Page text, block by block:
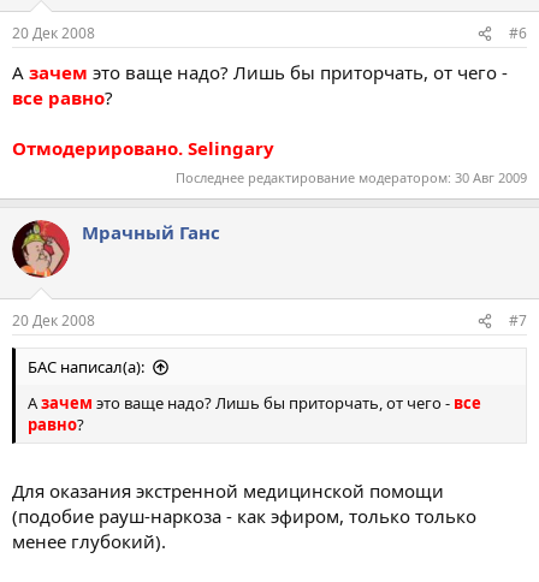
20 Дек 2008 #6
А зачем это ваще надо? Лишь бы приторчать, от чего -
все равно?
Отмодерировано. Selingary
Последнее редактирование модератором: 30 Авг 2009
Мрачный Ганс
20 Дек 2008 #7
БАС написал(а):
Азачем это ваще надо? Лишь бы приторчать, от чего - все
равно?
Для оказания экстренной медицинской помощи
(подобие рауш-наркоза - как эфиром, только только
менее глубокий).